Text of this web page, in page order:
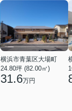
横浜市青葉区大場町
24.80坪 (82.00㎡)
31.6万円